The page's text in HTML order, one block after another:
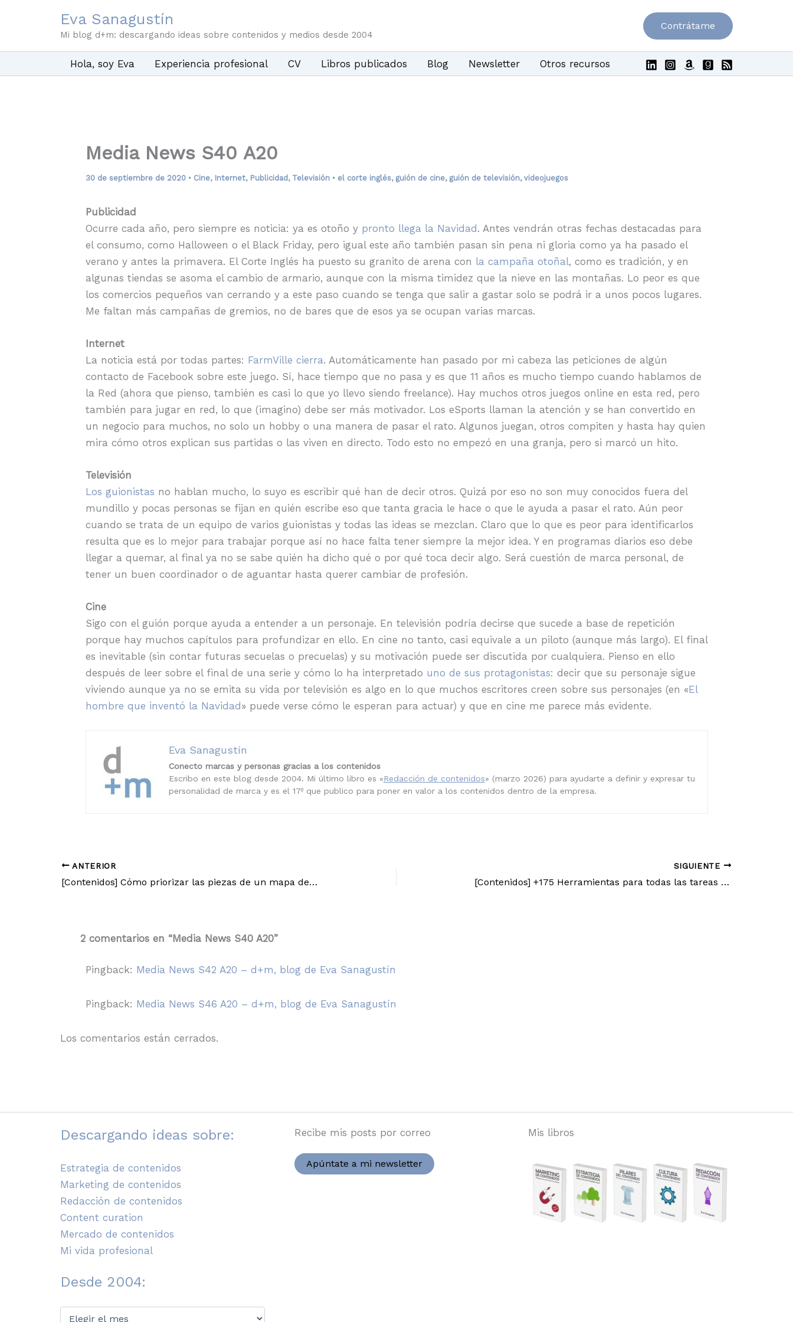
Eva Sanagustín
Mi blog d+m: descargando ideas sobre contenidos y medios desde 2004
Contrátame
Hola, soy Eva Experiencia profesional CV Libros publicados Blog Newsletter Otros recursos
Media News S40 A20
30 de septiembre de 2020 • Cine, Internet, Publicidad, Televisión• el corte inglés, guión de cine, guión de televisión, videojuegos
Publicidad
Ocurre cada año, pero siempre es noticia: ya es otoño y pronto llega la Navidad. Antes vendrán otras fechas destacadas para
el consumo, como Halloween o el Black Friday, pero igual este año también pasan sin pena ni gloria como ya ha pasado el
verano y antes la primavera. El Corte Inglés ha puesto su granito de arena con la campaña otoñal, como es tradición, y en
algunas tiendas se asoma el cambio de armario, aunque con la misma timidez que la nieve en las montañas. Lo peor es que
los comercios pequeños van cerrando y a este paso cuando se tenga que salir a gastar solo se podrá ir a unos pocos lugares.
Me faltan más campañas de gremios, no de bares que de esos ya se ocupan varias marcas.
Internet
La noticia está por todas partes: FarmVille cierra. Automáticamente han pasado por mi cabeza las peticiones de algún
contacto de Facebook sobre este juego. Sí, hace tiempo que no pasa y es que 11 años es mucho tiempo cuando hablamos de
la Red (ahora que pienso, también es casi lo que yo llevo siendo freelance). Hay muchos otros juegos online en esta red, pero
también para jugar en red, lo que (imagino) debe ser más motivador. Los eSports llaman la atención y se han convertido en
un negocio para muchos, no solo un hobby o una manera de pasar el rato. Algunos juegan, otros compiten y hasta hay quien
mira cómo otros explican sus partidas o las viven en directo. Todo esto no empezó en una granja, pero si marcó un hito.
Televisión
Los guionistas no hablan mucho, lo suyo es escribir qué han de decir otros. Quizá por eso no son muy conocidos fuera del
mundillo y pocas personas se fijan en quién escribe eso que tanta gracia le hace o que le ayuda a pasar el rato. Aún peor
cuando se trata de un equipo de varios guionistas y todas las ideas se mezclan. Claro que lo que es peor para identificarlos
resulta que es lo mejor para trabajar porque así no hace falta tener siempre la mejor idea. Y en programas diarios eso debe
llegar a quemar, al final ya no se sabe quién ha dicho qué o por qué toca decir algo. Será cuestión de marca personal, de
tener un buen coordinador o de aguantar hasta querer cambiar de profesión.
Cine
Sigo con el guión porque ayuda a entender a un personaje. En televisión podría decirse que sucede a base de repetición
porque hay muchos capítulos para profundizar en ello. En cine no tanto, casi equivale a un piloto (aunque más largo). El final
es inevitable (sin contar futuras secuelas o precuelas) y su motivación puede ser discutida por cualquiera. Pienso en ello
después de leer sobre el final de una serie y cómo lo ha interpretado uno de sus protagonistas: decir que su personaje sigue
viviendo aunque ya no se emita su vida por televisión es algo en lo que muchos escritores creen sobre sus personajes (en «El
hombre que inventó la Navidad » puede verse cómo le esperan para actuar) y que en cine me parece más evidente.
Eva Sanagustín
Conecto marcas y personas gracias a los contenidos
Escribo en este blog desde 2004. Mi último libro es «Redacción de contenidos» (marzo 2026) para ayudarte a definir y expresar tu
personalidad de marca y es el 17º que publico para poner en valor a los contenidos dentro de la empresa.
ANTERIOR
[Contenidos] Cómo priorizar las piezas de un mapa de contenidos
SIGUIENTE
[Contenidos] +175 Herramientas para todas las tareas relacionadas con los contenidos
2 comentarios en “Media News S40 A20”
Pingback: Media News S42 A20 – d+m, blog de Eva Sanagustín
Pingback: Media News S46 A20 – d+m, blog de Eva Sanagustín
Los comentarios están cerrados.
Descargando ideas sobre:
Estrategia de contenidos
Marketing de contenidos
Redacción de contenidos
Content curation
Mercado de contenidos
Mi vida profesional
Desde 2004:
Recibe mis posts por correo
Apúntate a mi newsletter
Mis libros